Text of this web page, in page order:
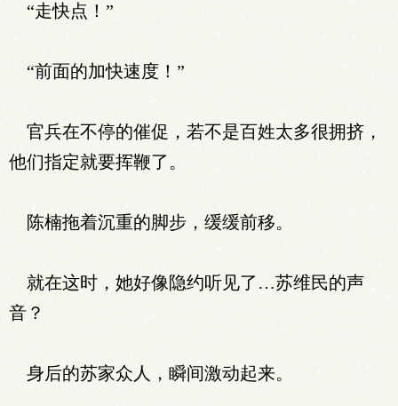
“走快点！”
“前面的加快速度！”
官兵在不停的催促，若不是百姓太多很拥挤，
他们指定就要挥鞭了。
陈楠拖着沉重的脚步，缓缓前移。
就在这时，她好像隐约听见了…苏维民的声
音？
身后的苏家众人，瞬间激动起来。